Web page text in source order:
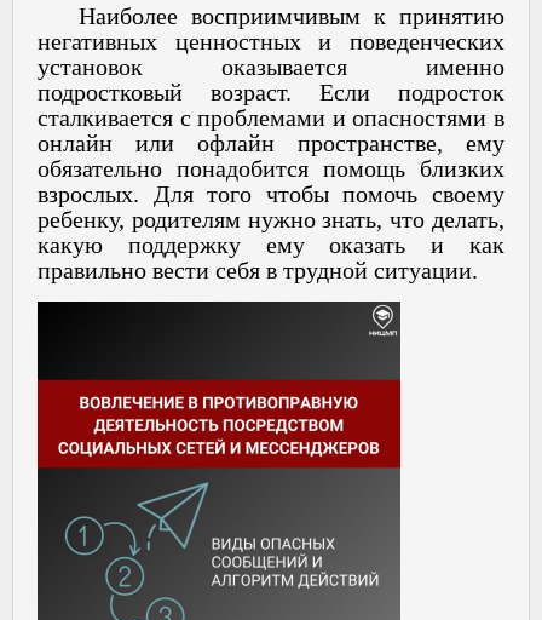
Наиболее восприимчивым к принятию
негативных ценностных и поведенческих
установок оказывается именно
подростковый возраст. Если подросток
сталкивается с проблемами и опасностями в
онлайн или офлайн пространстве, ему
обязательно понадобится помощь близких
взрослых. Для того чтобы помочь своему
ребенку, родителям нужно знать, что делать,
какую поддержку ему оказать и как
правильно вести себя в трудной ситуации.